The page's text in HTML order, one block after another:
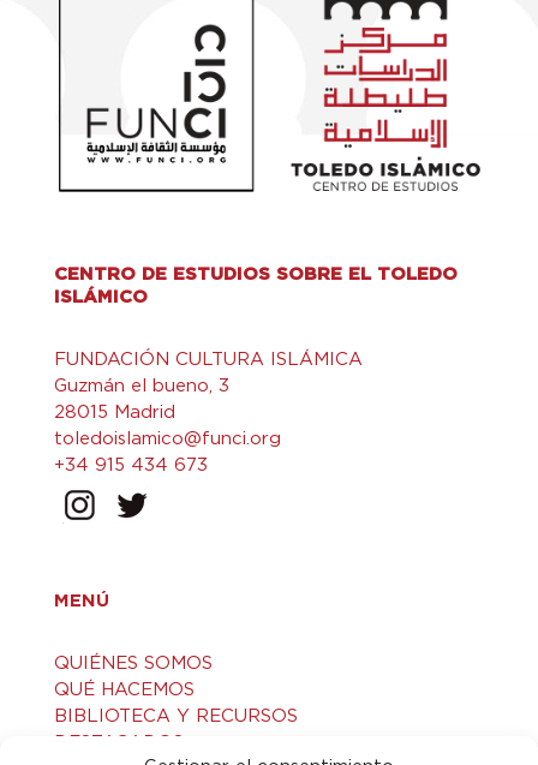
CENTRO DE ESTUDIOS SOBRE EL TOLEDO
ISLÁMICO
FUNDACIÓN CULTURA ISLÁMICA
Guzmán el bueno, 3
28015 Madrid
toledoislamico@funci.org
+34 915 434 673
MENÚ
QUIÉNES SOMOS
QUÉ HACEMOS
BIBLIOTECA Y RECURSOS
DESTACADOS